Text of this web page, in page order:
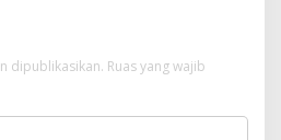
dipublikasikan. Ruas yang wajib